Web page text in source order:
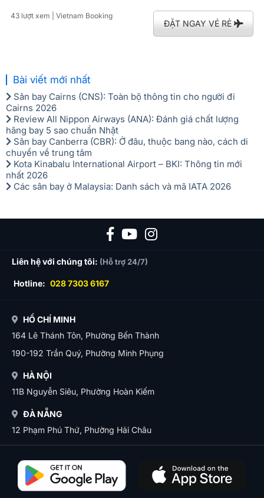
43 lượt xem | Vietnam Booking
ĐẶT NGAY VÉ RẺ
Bài viết mới nhất
Sân bay Cairns (CNS): Toàn bộ thông tin cho người đi
Cairns 2026
Review All Nippon Airways (ANA): Đánh giá chất lượng
hãng bay 5 sao chuẩn Nhật
Sân bay Canberra (CBR): Ở đâu, thuộc bang nào, cách di
chuyển về trung tâm
Kota Kinabalu International Airport – BKI: Thông tin mới
nhất 2026
Các sân bay ở Malaysia: Danh sách và mã IATA 2026
Liên hệ với chúng tôi: (Hỗ trợ 24/7)
Hotline: 028 7303 6167
HỒ CHÍ MINH
164 Lê Thánh Tôn, Phường Bến Thành
190-192 Trần Quý, Phường Minh Phụng
HÀ NỘI
11B Nguyễn Siêu, Phường Hoàn Kiếm
ĐÀ NẴNG
12 Phạm Phú Thứ, Phường Hải Châu